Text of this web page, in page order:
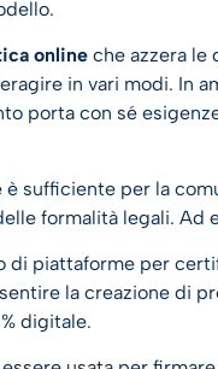
online che azzera le
in vari modi. In
porta con sé
è sufficiente per la
formalità legali. Ad
di piattaforme per
la creazione di
digitale.